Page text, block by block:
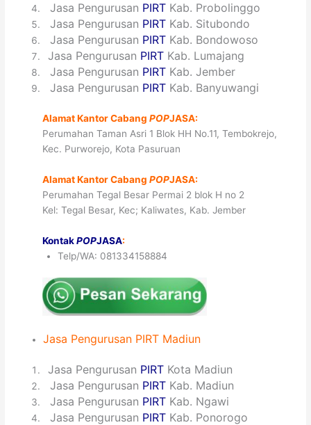
4Jasa Pengurusan PIRT Kab. Probolinggo
5Jasa Pengurusan PIRT Kab. Situbondo
6Jasa Pengurusan PIRT Kab. Bondowoso
7Jasa Pengurusan PIRT Kab. Lumajang
8Jasa Pengurusan PIRT Kab. Jember
9Jasa Pengurusan PIRT Kab. Banyuwangi
Alamat Kantor CabangPOPJASA:
Perumahan Taman Asri 1 Blok HH No.11, Tembokrejo,
Kec. Purworejo, Kota Pasuruan
Alamat Kantor CabangPOPJASA:
Perumahan Tegal Besar Permai 2 blok H no 2
Kel: Tegal Besar, Kec; Kaliwates, Kab. Jember
KontakPOPJASA:
Telp/WA: 081334158884
Jasa Pengurusan PIRT Madiun
1Jasa Pengurusan PIRT Kota Madiun
2Jasa Pengurusan PIRT Kab. Madiun
3Jasa Pengurusan PIRT Kab. Ngawi
4Jasa Pengurusan PIRT Kab. Ponorogo